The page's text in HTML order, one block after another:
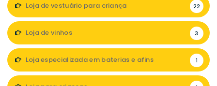
Loja de vestuário para criança 22
Loja de vinhos 3
Loja especializada em baterias e afins 1